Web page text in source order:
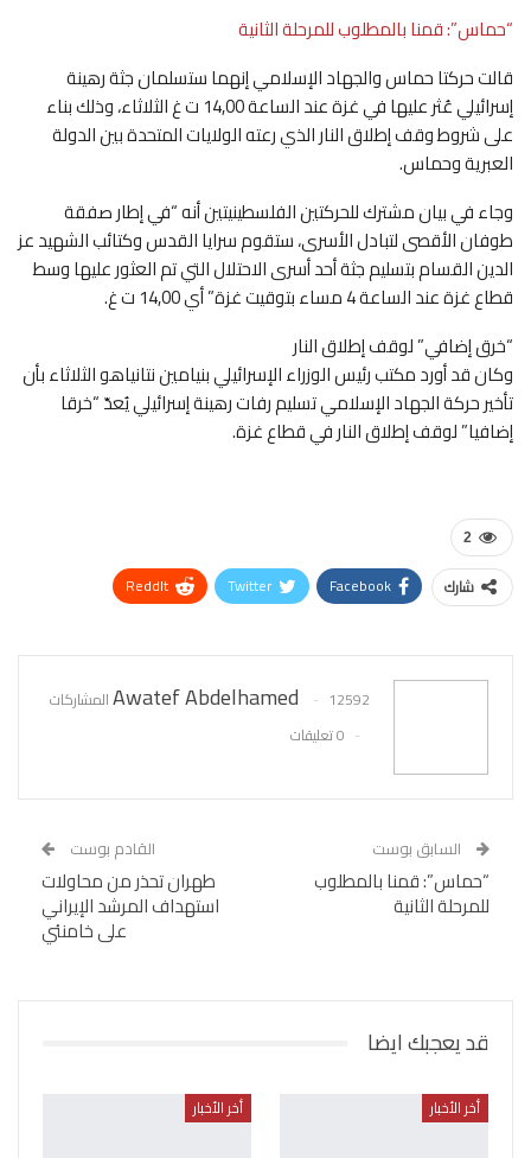
“حماس”: قمنا بالمطلوب للمرحلة الثانية
قالت حركتا حماس والجهاد الإسلامي إنهما ستسلمان جثة رهينة
إسرائيلي عُثر عليها في غزة عند الساعة 14,00 ت غ الثلاثاء، وذلك بناء
على شروط وقف إطلاق النار الذي رعته الولايات المتحدة بين الدولة
العبرية وحماس.
وجاء في بيان مشترك للحركتين الفلسطينيتين أنه “في إطار صفقة
طوفان الأقصى لتبادل الأسرى، ستقوم سرايا القدس وكتائب الشهيد عز
الدين القسام بتسليم جثة أحد أسرى الاحتلال التي تم العثور عليها وسط
قطاع غزة عند الساعة 4 مساء بتوقيت غزة” أي 14,00 ت غ.
“خرق إضافي” لوقف إطلاق النار
وكان قد أورد مكتب رئيس الوزراء الإسرائيلي بنيامين نتانياهو الثلاثاء بأن
تأخير حركة الجهاد الإسلامي تسليم رفات رهينة إسرائيلي يُعدّ “خرقا
إضافيا” لوقف إطلاق النار في قطاع غزة.
2
شارك Facebook
Twitter
ReddIt
Awatef Abdelhamed
12592 المشاركات
0 تعليقات
السابق بوست
“حماس”: قمنا بالمطلوب
للمرحلة الثانية
القادم بوست
طهران تحذر من محاولات
استهداف المرشد الإيراني
على خامنئي
قد يعجبك ايضا
أخر الأخبار أخر الأخبار